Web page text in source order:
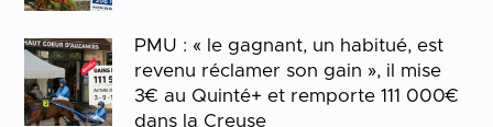
PMU : « le gagnant, un habitué, est
revenu réclamer son gain », il mise
3€ au Quinté+ et remporte 111 000€
dans la Creuse